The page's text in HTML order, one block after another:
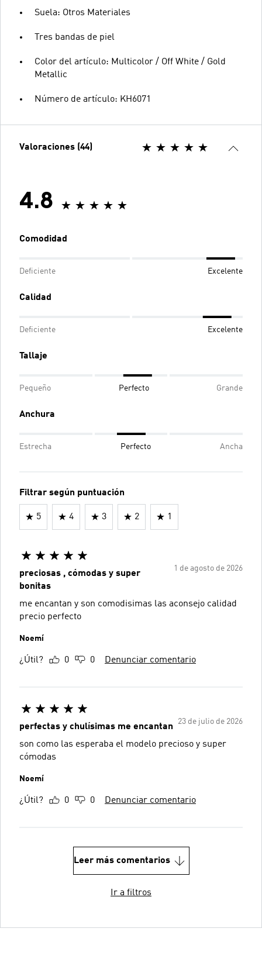
Suela: Otros Materiales
Tres bandas de piel
Color del artículo: Multicolor / Off White / Gold
Metallic
Número de artículo: KH6071
Valoraciones (44)
4.8
Comodidad
Deficiente Excelente
Calidad
Deficiente Excelente
Tallaje
Pequeño Perfecto Grande
Anchura
Estrecha Perfecto Ancha
Filtrar según puntuación
5 4 3 2 1
1 de agosto de 2026
preciosas , cómodas y super
bonitas
me encantan y son comodisimas las aconsejo calidad
precio perfecto
Noemí
¿Útil? 0 0 Denunciar comentario
23 de julio de 2026
perfectas y chulísimas me encantan
son como las esperaba el modelo precioso y super
cómodas
Noemí
¿Útil? 0 0 Denunciar comentario
Leer más comentarios
Ir a filtros